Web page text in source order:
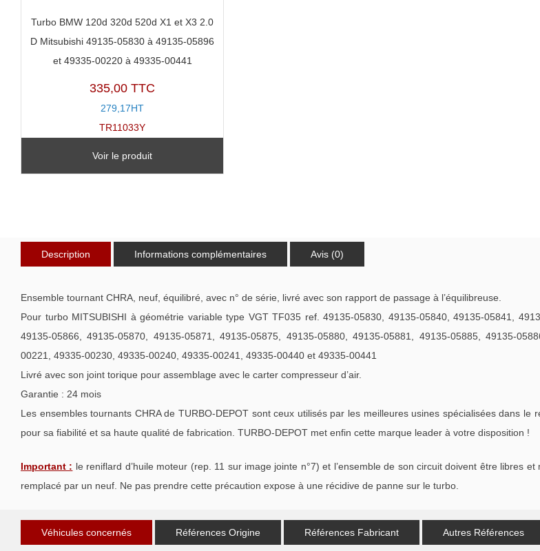
Turbo BMW 120d 320d 520d X1 et X3 2.0
D Mitsubishi 49135-05830 à 49135-05896
et 49335-00220 à 49335-00441
335,00 TTC
279,17HT
TR11033Y
Voir le produit
Description Informations complémentaires Avis (0)
Ensemble tournant CHRA, neuf, équilibré, avec n° de série, livré avec son rapport de passage à l’équilibreuse.
Pour turbo MITSUBISHI à géométrie variable type VGT TF035 ref. 49135-05830, 49135-05840, 49135-05841,
49135-05866, 49135-05870, 49135-05871, 49135-05875, 49135-05880, 49135-05881, 49135-05885, 49135-
00221, 49335-00230, 49335-00240, 49335-00241, 49335-00440 et 49335-00441
Livré avec son joint torique pour assemblage avec le carter compresseur d’air.
Garantie : 24 mois
Les ensembles tournants CHRA de TURBO-DEPOT sont ceux utilisés par les meilleures usines spécialisées dans
pour sa fiabilité et sa haute qualité de fabrication. TURBO-DEPOT met enfin cette marque leader à votre disposition !
Important : le reniflard d’huile moteur (rep. 11 sur image jointe n°7) et l’ensemble de son circuit doivent être libres
remplacé par un neuf. Ne pas prendre cette précaution expose à une récidive de panne sur le turbo.
Véhicules concernés Références Origine Références Fabricant Autres Références